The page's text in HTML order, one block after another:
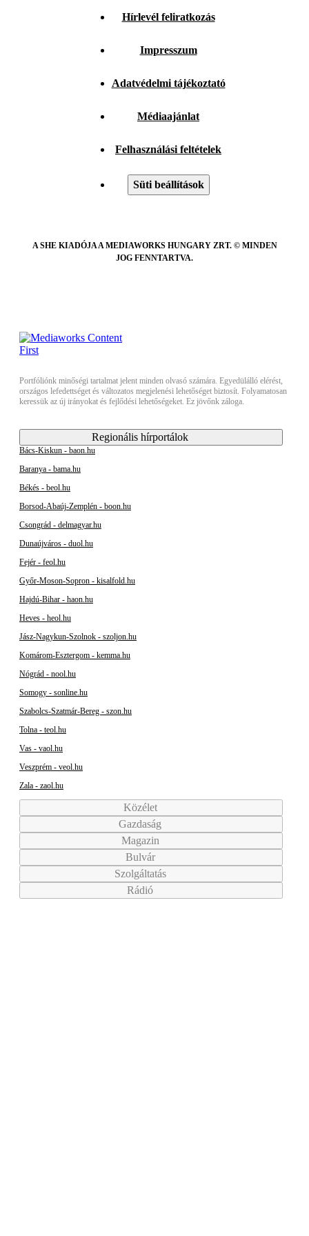
Hírlevél feliratkozás
Impresszum
Adatvédelmi tájékoztató
Médiaajánlat
Felhasználási feltételek
Süti beállítások
A SHE KIADÓJA A MEDIAWORKS HUNGARY ZRT. © MINDEN
JOG FENNTARTVA.
Portfóliónk minőségi tartalmat jelent minden olvasó számára. Egyedülálló elérést,
országos lefedettséget és változatos megjelenési lehetőséget biztosít. Folyamatosan
keressük az új irányokat és fejlődési lehetőségeket. Ez jövőnk záloga.
Regionális hírportálok
Bács-Kiskun - baon.hu
Baranya - bama.hu
Békés - beol.hu
Borsod-Abaúj-Zemplén - boon.hu
Csongrád - delmagyar.hu
Dunaújváros - duol.hu
Fejér - feol.hu
Győr-Moson-Sopron - kisalfold.hu
Hajdú-Bihar - haon.hu
Heves - heol.hu
Jász-Nagykun-Szolnok - szoljon.hu
Komárom-Esztergom - kemma.hu
Nógrád - nool.hu
Somogy - sonline.hu
Szabolcs-Szatmár-Bereg - szon.hu
Tolna - teol.hu
Vas - vaol.hu
Veszprém - veol.hu
Zala - zaol.hu
Közélet
Gazdaság
Magazin
Bulvár
Szolgáltatás
Rádió